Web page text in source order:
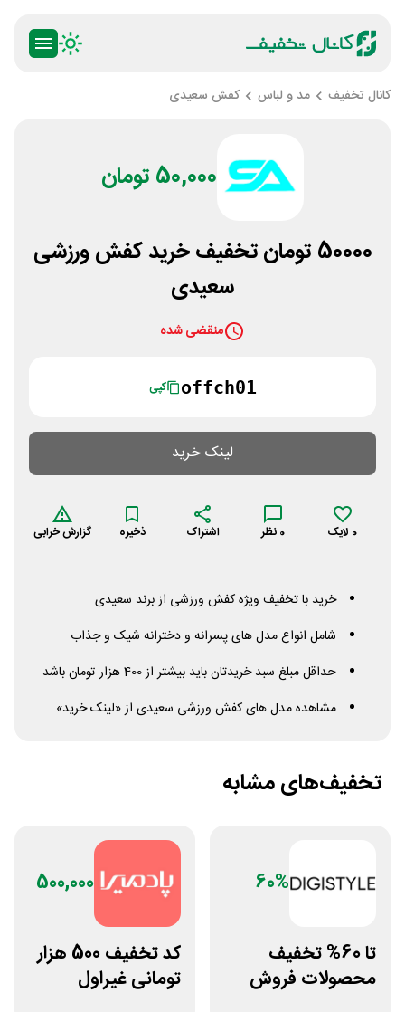
کانال تخفیف مد و لباس کفش سعیدی
50,000 تومان
50000 تومان تخفیف خرید کفش ورزشی
سعیدی
منقضی شده
offch01 کپی
لینک خرید
0 لایک 0 نظر اشتراک ذخیره گزارش خرابی
خرید با تخفیف ویژه کفش ورزشی از برند سعیدی
شامل انواع مدل های پسرانه و دخترانه شیک و جذاب
حداقل مبلغ سبد خریدتان باید بیشتر از 400 هزار تومان باشد
مشاهده مدل های کفش ورزشی سعیدی از «لینک خرید»
تخفیف‌های مشابه
60%
تا 60% تخفیف
محصولات فروش
500,000
کد تخفیف 500 هزار
تومانی غیراول